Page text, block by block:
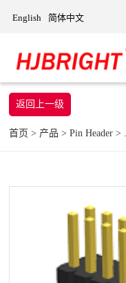
English 简体中文
返回上一级
首页 > 产品 >Pin Header >